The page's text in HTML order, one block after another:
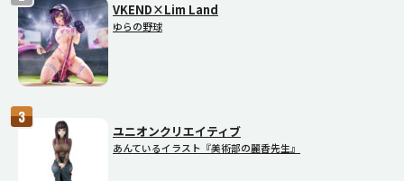
VKEND×Lim Land
ゆらの野球
ユニオンクリエイティブ
あんているイラスト『美術部の麗香先生』